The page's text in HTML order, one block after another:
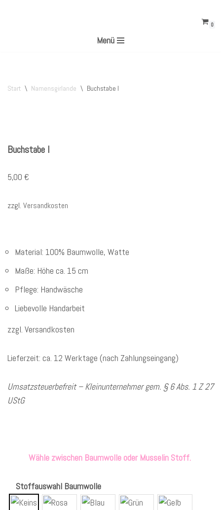
0
Menü
Start \ Namensgirlande \ Buchstabe I
Buchstabe I
5,00 €
zzgl. Versandkosten
Material: 100% Baumwolle, Watte
Maße: Höhe ca. 15 cm
Pflege: Handwäsche
Liebevolle Handarbeit
zzgl. Versandkosten
Lieferzeit: ca. 12 Werktage (nach Zahlungseingang)
Umsatzsteuerbefreit – Kleinunternehmer gem. § 6 Abs. 1 Z 27
UStG
Wähle zwischen Baumwolle oder Musselin Stoff.
Stoffauswahl Baumwolle